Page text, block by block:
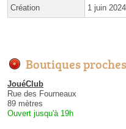
Création 1 juin 2024
Boutiques proches
JouéClub
Rue des Fourneaux
89 mètres
Ouvert jusqu'à 19h